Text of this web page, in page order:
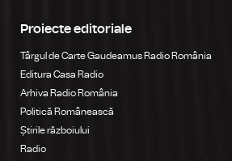
Proiecte editoriale
Târgul de Carte Gaudeamus Radio România
Editura Casa Radio
Arhiva Radio România
Politică Românească
Știrile războiului
Radio